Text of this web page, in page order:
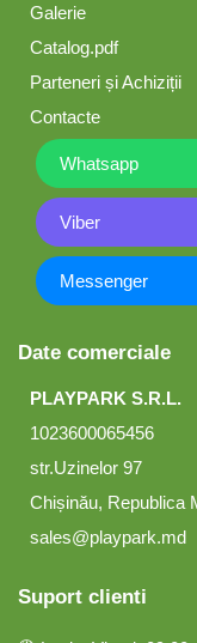
Galerie
Catalog.pdf
Parteneri și Achiziții
Contacte
Whatsapp
Viber
Messenger
Date comerciale
PLAYPARK S.R.L.
1023600065456
str.Uzinelor 97
Chișinău, Republica
sales@playpark.md
Suport clienti